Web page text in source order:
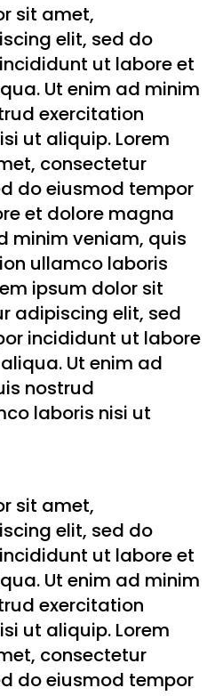
sit amet,
elit, sed do
ut labore et
Ut enim ad minim
exercitation
ut aliquip. Lorem
consectetur
do eiusmod tempor
et dolore magna
minim veniam, quis
ullamco laboris
ipsum dolor sit
adipiscing elit, sed
incididunt ut labore
Ut enim ad
nostrud
laboris nisi ut
sit amet,
elit, sed do
ut labore et
Ut enim ad minim
exercitation
ut aliquip. Lorem
consectetur
do eiusmod tempor